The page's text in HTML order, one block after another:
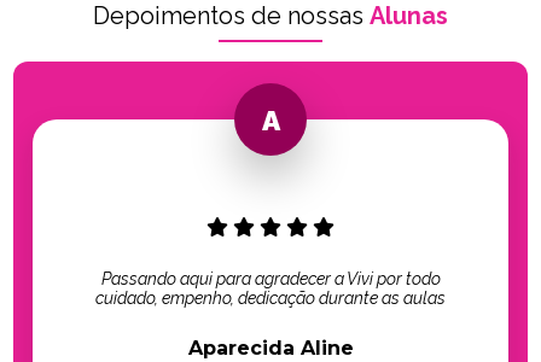
Depoimentos de nossas Alunas
Passando aqui para agradecer a Vivi por todo
cuidado, empenho, dedicação durante as aulas
Aparecida Aline